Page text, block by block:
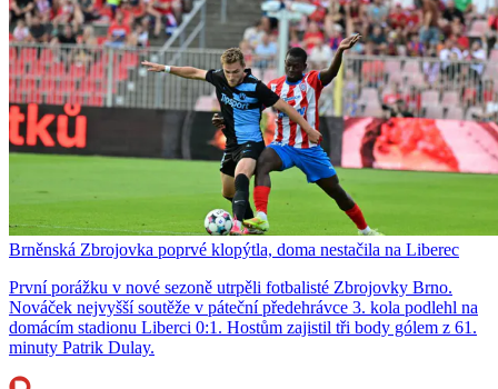
Brněnská Zbrojovka poprvé klopýtla, doma nestačila na Liberec
První porážku v nové sezoně utrpěli fotbalisté Zbrojovky Brno.
Nováček nejvyšší soutěže v páteční předehrávce 3. kola podlehl na
domácím stadionu Liberci 0:1. Hostům zajistil tři body gólem z 61.
minuty Patrik Dulay.